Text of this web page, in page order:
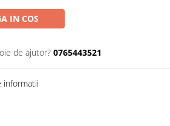
IN COS
de ajutor? 0765443521
informatii